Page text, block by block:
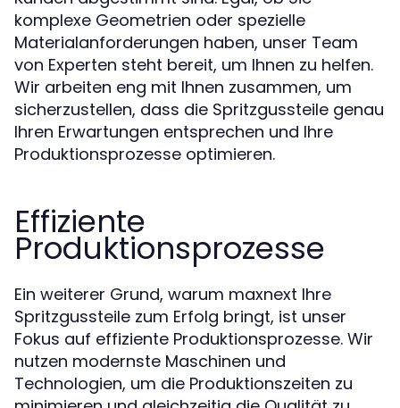
komplexe Geometrien oder spezielle
Materialanforderungen haben, unser Team
von Experten steht bereit, um Ihnen zu helfen.
Wir arbeiten eng mit Ihnen zusammen, um
sicherzustellen, dass die Spritzgussteile genau
Ihren Erwartungen entsprechen und Ihre
Produktionsprozesse optimieren.
Effiziente
Produktionsprozesse
Ein weiterer Grund, warum maxnext Ihre
Spritzgussteile zum Erfolg bringt, ist unser
Fokus auf effiziente Produktionsprozesse. Wir
nutzen modernste Maschinen und
Technologien, um die Produktionszeiten zu